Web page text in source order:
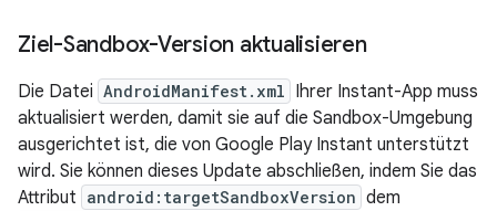
Ziel-Sandbox-Version aktualisieren
Die Datei AndroidManifest.xml Ihrer Instant-App muss
aktualisiert werden, damit sie auf die Sandbox-Umgebung
ausgerichtet ist, die von Google Play Instant unterstützt
wird. Sie können dieses Update abschließen, indem Sie das
Attribut android:targetSandboxVersion dem